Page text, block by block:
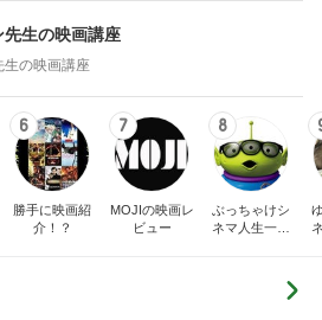
先生の映画講座
生の映画講座
6
勝手に映画紹
介！？
7
MOJIの映画レ
ビュー
8
ぶっちゃけシ
ネマ人生一直